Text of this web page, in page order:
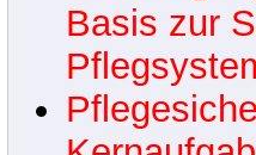
Ein
Basis zur